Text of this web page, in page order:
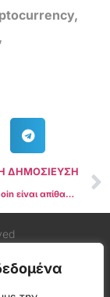
,
,
ΔΗΜΟΣΙΕΥΣΗ
Η αξία του Bitcoin είναι απίθανο να δει δραματική άνοδο περαιτέρω, ισχυρίζεται δισεκατομμυριούχος